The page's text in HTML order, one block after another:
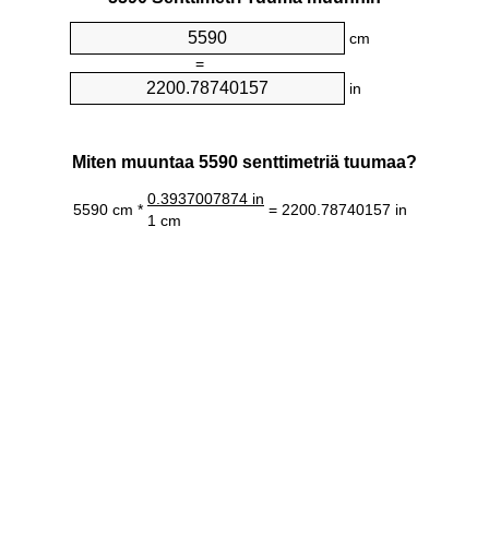
cm
=
in
Miten muuntaa 5590 senttimetriä tuumaa?
5590 cm *
0.3937007874 in
= 2200.78740157 in
1 cm